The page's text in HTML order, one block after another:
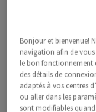
Image, Impact,
B1, BE, Pal. 9000 flles
Mix Credit
Information
Prix catalogue TVA
Bonjour et bienvenue!
navigation afin de vous
le bon fonctionnement
des détails de
adaptés à vos centres
ou aller dans les
sont modifiables